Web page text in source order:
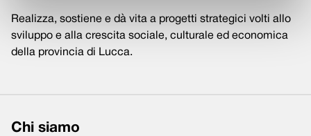
Realizza, sostiene e dà vita a progetti strategici volti allo
sviluppo e alla crescita sociale, culturale ed economica
della provincia di Lucca.
Chi siamo